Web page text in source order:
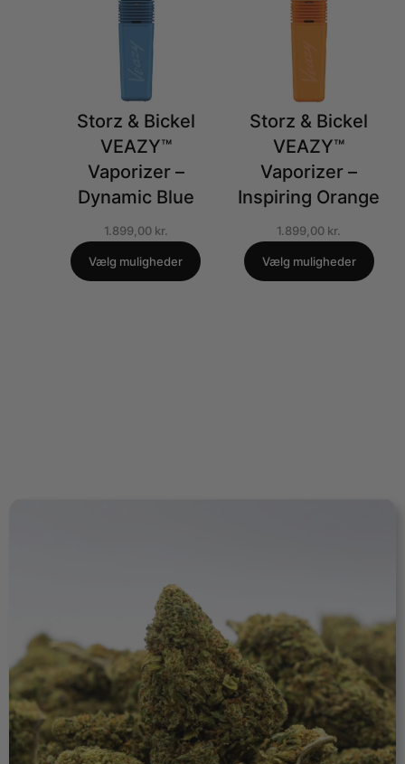
Storz & Bickel
VEAZY™
Vaporizer –
Dynamic Blue
1.899,00 kr.
Vælg muligheder
Storz & Bickel
VEAZY™
Vaporizer –
Inspiring Orange
1.899,00 kr.
Vælg muligheder